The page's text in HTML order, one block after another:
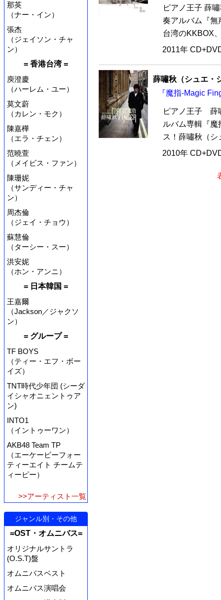
那英
（ナー・イン）
張杰
（ジェイソン・チャ
ン）
= 香港台湾 =
庾澄慶
（ハーレム・ユー）
莫文蔚
（カレン・モク）
陳嘉樺
（エラ・チェン）
范曉萱
（メイビス・ファン）
陳珊妮
（サンディー・チャ
ン）
周杰倫
（ジェイ・チョウ）
蘇慧倫
（ターシー・スー）
洪安妮
（ホン・アンニ）
= 日本韓国 =
王嘉爾
（Jackson／ジャクソ
ン）
= グループ =
TF BOYS
（ティー・エフ・ボー
イズ）
TNT時代少年団 (シーダ
イシャオニェントゥア
ン)
INTO1
（イントゥーワン）
AKB48 Team TP
（エーケービーフォー
ティーエイト チームテ
ィーピー）
>>アーティスト一覧
ジャンル別・その他
=OST・オムニバス=
オリジナルサントラ
(O.S.T)盤
オムニバスベスト
オムニバス演唱会
ピアノ王子 薛
奏アルバム『無
台湾のKKBOX
2011年
薛嘯秋（シュエ・
『魔指-Magic
ピアノ王子 薛
ルバム専輯『
ス！薛嘯秋（シ
2010年